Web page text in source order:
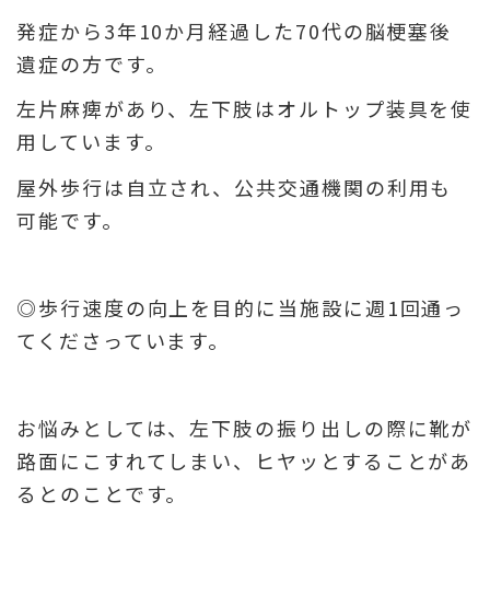
発症から3年10か月経過した70代の脳梗塞後
遺症の方です。
左片麻痺があり、左下肢はオルトップ装具を使
用しています。
屋外歩行は自立され、公共交通機関の利用も
可能です。
◎歩行速度の向上を目的に当施設に週1回通っ
てくださっています。
お悩みとしては、左下肢の振り出しの際に靴が
路面にこすれてしまい、ヒヤッとすることがあ
るとのことです。